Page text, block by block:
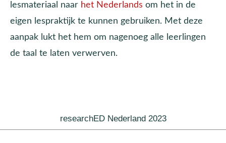
lesmateriaal naar het Nederlands om het in de
eigen lespraktijk te kunnen gebruiken. Met deze
aanpak lukt het hem om nagenoeg alle leerlingen
de taal te laten verwerven.
researchED Nederland 2023